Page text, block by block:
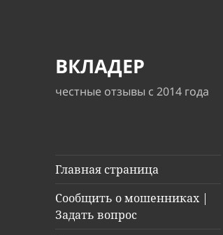
ВКЛАДЕР
честные отзывы с 2014 года
Главная страница
Сообщить о мошенниках |
Задать вопрос